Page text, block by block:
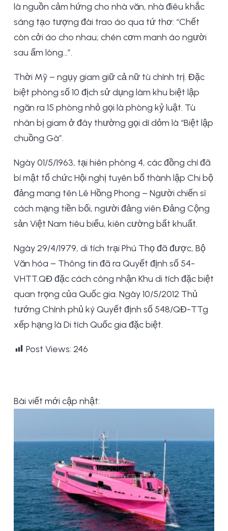
là nguồn cảm hứng cho nhà văn, nhà điêu khắc
sáng tạo tượng đài trao áo qua tứ thơ: “Chết
còn cởi áo cho nhau; chén cơm manh áo người
sau ấm lòng…”.
Thời Mỹ – ngụy giam giữ cả nữ tù chính trị. Đặc
biệt phòng số 10 địch sử dụng làm khu biệt lập
ngăn ra 15 phòng nhỏ gọi là phòng kỷ luật. Tù
nhân bị giam ở đây thường gọi dí dỏm là “Biệt lập
chuồng Gà”.
Ngày 01/5/1963, tại hiên phòng 4, các đồng chí đã
bí mật tổ chức Hội nghị tuyên bố thành lập Chi bộ
đảng mang tên Lê Hồng Phong – Người chiến sĩ
cách mạng tiền bối, người đảng viên Đảng Cộng
sản Việt Nam tiêu biểu, kiên cường bất khuất.
Ngày 29/4/1979, di tích trại Phú Thọ đã được, Bộ
Văn hóa – Thông tin đã ra Quyết định số 54-
VHTT.QĐ đặc cách công nhận Khu di tích đặc biệt
quan trọng của Quốc gia. Ngày 10/5/2012 Thủ
tướng Chính phủ ký Quyết định số 548/QĐ-TTg
xếp hạng là Di tích Quốc gia đặc biệt.
Post Views: 246
Bài viết mới cập nhật: